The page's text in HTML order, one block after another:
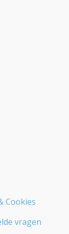
Cookies
vragen